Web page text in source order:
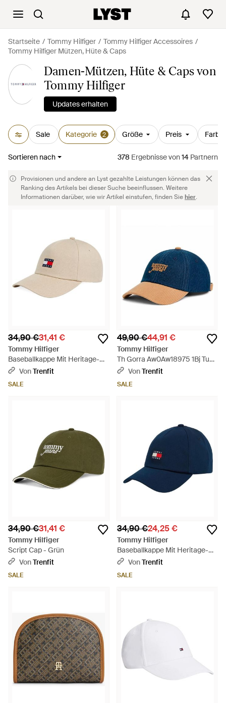
Startseite Tommy Hilfiger
Tommy Hilfiger Accessoires
Tommy Hilfiger Mützen, Hüte & Caps
Damen-Mützen, Hüte & Caps von
Tommy Hilfiger
Updates erhalten
Sale Kategorie 2 Größe Preis Farbe
Sortieren nach 378 Ergebnissevon14 Partnern
Provisionen und andere an Lyst gezahlte Leistungen können das
Ranking des Artikels bei dieser Suche beeinflussen. Weitere
Informationen darüber, wie wir Artikel einstufen, finden Siehier.
34,90 €31,41 €
Tommy Hilfiger
Baseballkappe Mit Heritage-
Logo - Natur
VonTrenfit
SALE
49,90 €44,91 €
Tommy Hilfiger
Th Gorra Aw0Aw18975 1Bj Tu
Tjw Denim Script Cap Denim
VonTrenfit
SALE
34,90 €31,41 €
Tommy Hilfiger
Script Cap - Grün
VonTrenfit
SALE
34,90 €24,25 €
Tommy Hilfiger
Baseballkappe Mit Heritage-
Logo - Blau
VonTrenfit
SALE